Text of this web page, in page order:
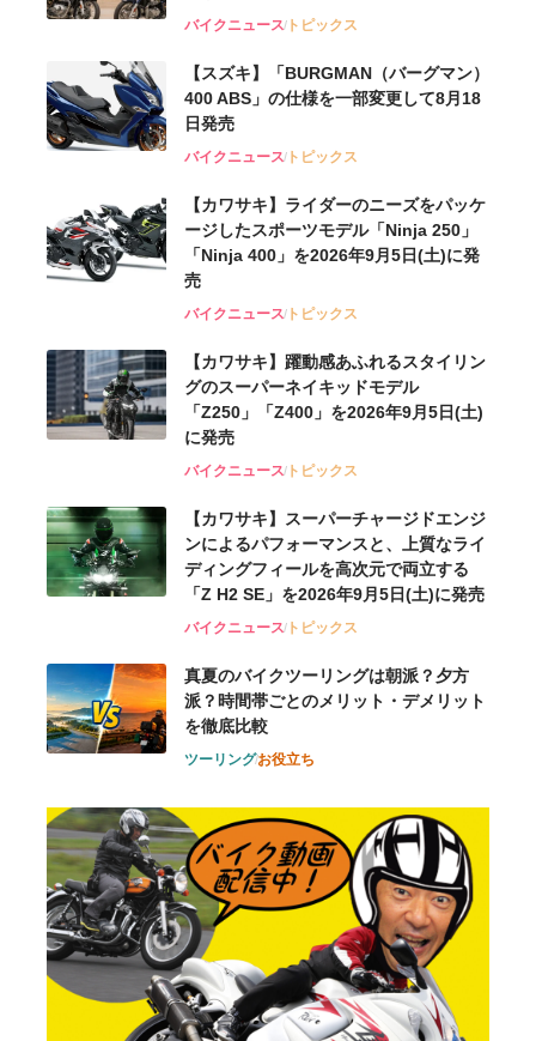
バイクニューストピックス
【スズキ】「BURGMAN（バーグマン）
400 ABS」の仕様を一部変更して8月18
日発売
バイクニューストピックス
【カワサキ】ライダーのニーズをパッケ
ージしたスポーツモデル「Ninja 250」
「Ninja 400」を2026年9月5日(土)に発
売
バイクニューストピックス
【カワサキ】躍動感あふれるスタイリン
グのスーパーネイキッドモデル
「Z250」「Z400」を2026年9月5日(土)
に発売
バイクニューストピックス
【カワサキ】スーパーチャージドエンジ
ンによるパフォーマンスと、上質なライ
ディングフィールを高次元で両立する
「Z H2 SE」を2026年9月5日(土)に発売
バイクニューストピックス
真夏のバイクツーリングは朝派？夕方
派？時間帯ごとのメリット・デメリット
を徹底比較
ツーリングお役立ち